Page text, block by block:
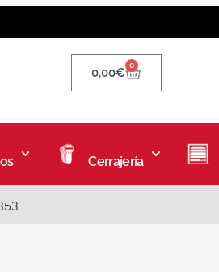
0,00€ 0
Cerrajería